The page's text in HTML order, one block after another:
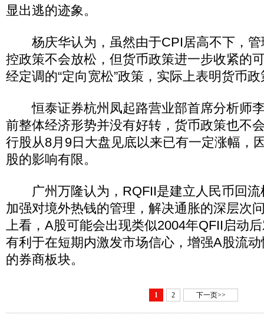
显出逃的迹象。
杨庆华认为，虽然由于CPI居高不下，管
控政策不会放松，但货币政策进一步收紧的
经定调的“定向宽松”政策，实际上表明货币
恒泰证券杭州凤起路营业部首席分析师
前整体经济形势并没有好转，货币政策也不
行股从8月9日大盘见底以来已有一定涨幅，
股的影响有限。
广州万隆认为，RQFII是建立人民币回流
加强对境外热钱的管理，解决通胀的深层次
上看，A股可能会出现类似2004年QFII启动
有利于在短期内激发市场信心，增强A股流
的券商板块。
1 2 下一页>>